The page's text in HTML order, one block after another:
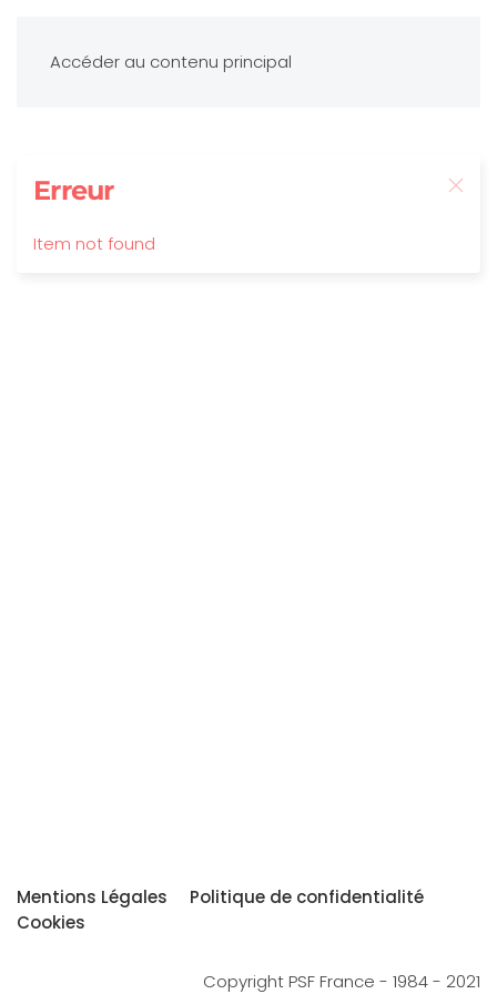
Accéder au contenu principal
Erreur
Item not found
Mentions Légales
Politique de confidentialité
Cookies
Copyright PSF France - 1984 - 2021